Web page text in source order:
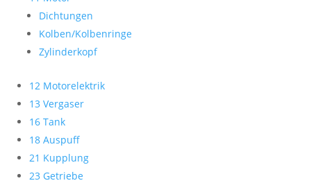
Dichtungen
Kolben/Kolbenringe
Zylinderkopf
12 Motorelektrik
13 Vergaser
16 Tank
18 Auspuff
21 Kupplung
23 Getriebe